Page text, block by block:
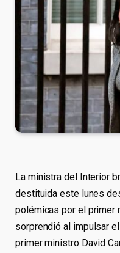
La ministra del Interior
destituida este lunes
polémicas por el primer
sorprendió al impulsar
primer ministro David